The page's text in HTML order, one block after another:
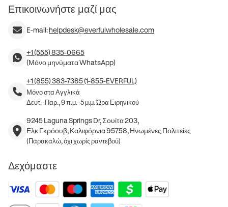
Επικοινωνήστε μαζί μας
E-mail:helpdesk@everfulwholesale.com
+1 (555) 835-0665
(Μόνο μηνύματα WhatsApp)
+1 (855) 383-7385 (1-855-EVERFUL)
Μόνο στα Αγγλικά
Δευτ.–Παρ., 9 π.μ.–5 μ.μ. Ώρα Ειρηνικού
9245 Laguna Springs Dr, Σουίτα 203,
Ελκ Γκρόουβ, Καλιφόρνια 95758, Ηνωμένες Πολιτείες
(Παρακαλώ, όχι χωρίς ραντεβού)
Δεχόμαστε